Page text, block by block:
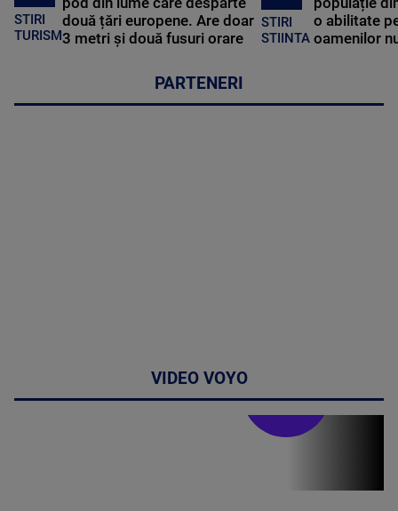
STIRI
TURISM
două țări europene. Are doar
3 metri și două fusuri orare
STIRI
STIINTA
o abilitate
oamenilor
PARTENERI
VIDEO VOYO